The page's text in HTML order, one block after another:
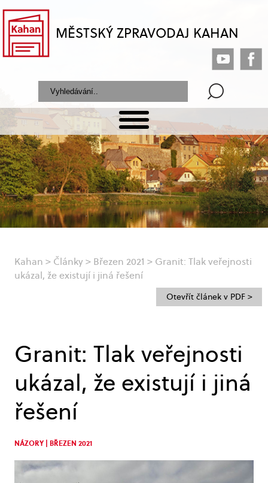
MĚSTSKÝ ZPRAVODAJ KAHAN
Kahan > Články> Březen 2021 > Granit: Tlak veřejnosti
ukázal, že existují i jiná řešení
Granit: Tlak veřejnosti
ukázal, že existují i jiná
řešení
NÁZORY | BŘEZEN 2021
Otevřít článek v PDF >